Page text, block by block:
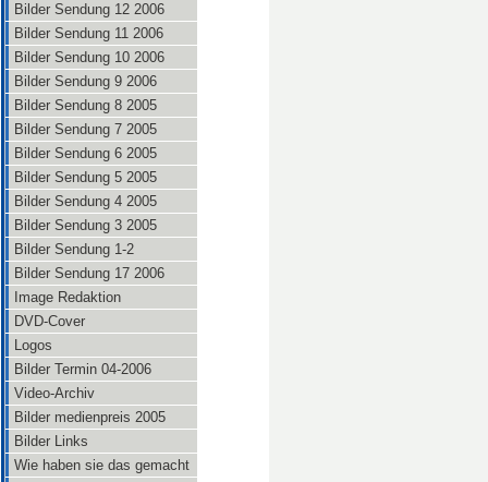
Bilder Sendung 12 2006
Bilder Sendung 11 2006
Bilder Sendung 10 2006
Bilder Sendung 9 2006
Bilder Sendung 8 2005
Bilder Sendung 7 2005
Bilder Sendung 6 2005
Bilder Sendung 5 2005
Bilder Sendung 4 2005
Bilder Sendung 3 2005
Bilder Sendung 1-2
Bilder Sendung 17 2006
Image Redaktion
DVD-Cover
Logos
Bilder Termin 04-2006
Video-Archiv
Bilder medienpreis 2005
Bilder Links
Wie haben sie das gemacht